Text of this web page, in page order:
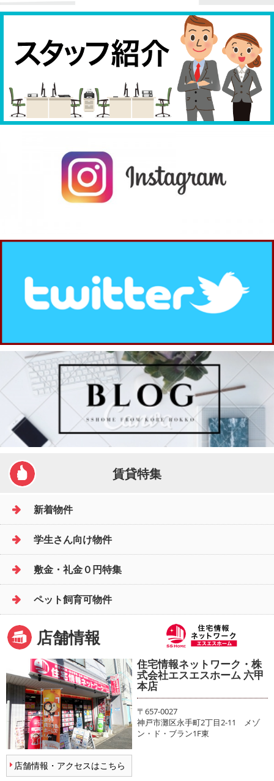
賃貸特集
新着物件
学生さん向け物件
敷金・礼金０円特集
ペット飼育可物件
店舗情報
店舗情報・アクセスはこちら
住宅情報ネットワーク・株
式会社エスエスホーム 六甲
本店
〒657-0027
神戸市灘区永手町2丁目2-11 メゾ
ン・ド・ブラン1F東